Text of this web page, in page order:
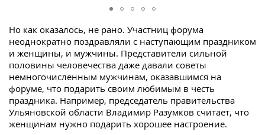
Но как оказалось, не рано. Участниц форума
неоднократно поздравляли с наступающим праздником
и женщины, и мужчины. Представители сильной
половины человечества даже давали советы
немногочисленным мужчинам, оказавшимся на
форуме, что подарить своим любимым в честь
праздника. Например, председатель правительства
Ульяновской области Владимир Разумков считает, что
женщинам нужно подарить хорошее настроение.